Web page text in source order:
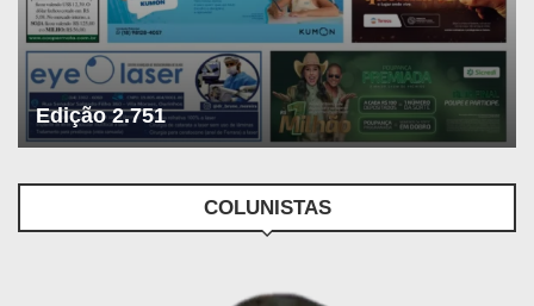
Edição 2.751
COLUNISTAS